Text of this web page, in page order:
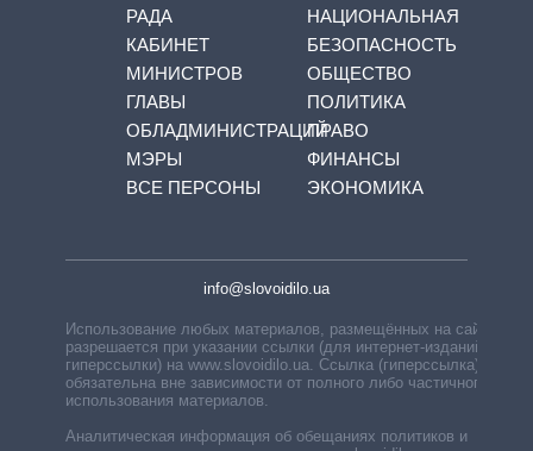
РАДА
КАБИНЕТ
МИНИСТРОВ
ГЛАВЫ
ОБЛАДМИНИСТРАЦИЙ
МЭРЫ
ВСЕ ПЕРСОНЫ
НАЦИОНАЛЬНАЯ
БЕЗОПАСНОСТЬ
ОБЩЕСТВО
ПОЛИТИКА
ПРАВО
ФИНАНСЫ
ЭКОНОМИКА
info@slovoidilo.ua
Использование любых материалов, размещённых на сайте,
разрешается при указании ссылки (для интернет-изданий —
гиперссылки) на www.slovoidilo.ua. Ссылка (гиперссылка)
обязательна вне зависимости от полного либо частичного
использования материалов.
Аналитическая информация об обещаниях политиков и